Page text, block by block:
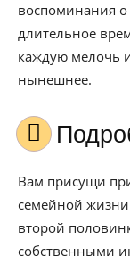
воспоминания
длительное
каждую мелочь
нынешнее.
Вам присущи
семейной
второй
собственными